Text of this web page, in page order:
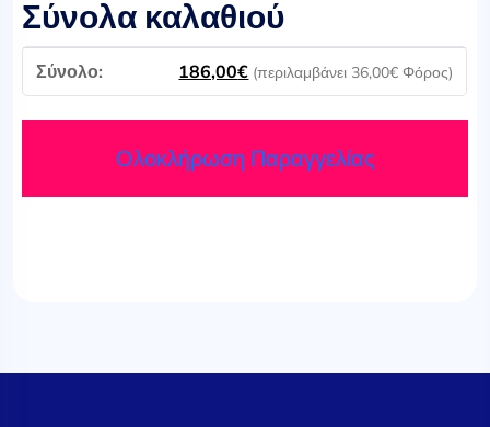
Σύνολα καλαθιού
186,00€ (περιλαμβάνει 36,00€ Φόρος)
Ολοκλήρωση Παραγγελίας